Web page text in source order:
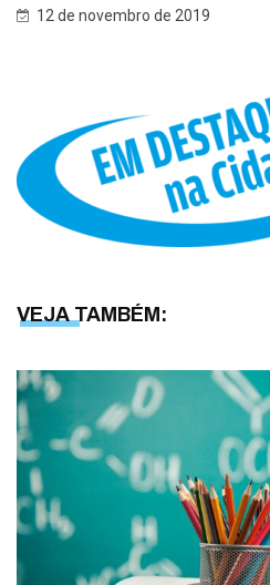
12 de novembro de 2019
VEJA TAMBÉM: